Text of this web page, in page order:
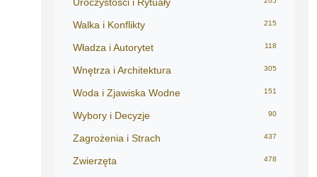
Walka i Konflikty 215
Władza i Autorytet 118
Wnętrza i Architektura 305
Woda i Zjawiska Wodne 151
Wybory i Decyzje 90
Zagrożenia i Strach 437
Zwierzęta 478